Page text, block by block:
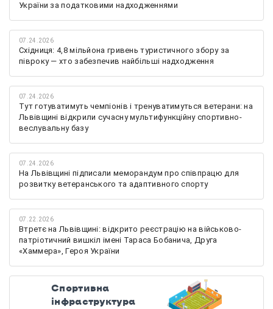
України за податковими надходженнями
07.24.2026
Східниця: 4,8 мільйона гривень туристичного збору за
півроку — хто забезпечив найбільші надходження
07.24.2026
Тут готуватимуть чемпіонів і тренуватимуться ветерани: на
Львівщині відкрили сучасну мультифункційну спортивно-
веслувальну базу
07.24.2026
На Львівщині підписали меморандум про співпрацю для
розвитку ветеранського та адаптивного спорту
07.22.2026
Втретє на Львівщині: відкрито реєстрацію на військово-
патріотичний вишкіл імені Тараса Бобанича, Друга
«Хаммера», Героя України
Спортивна
інфраструктура